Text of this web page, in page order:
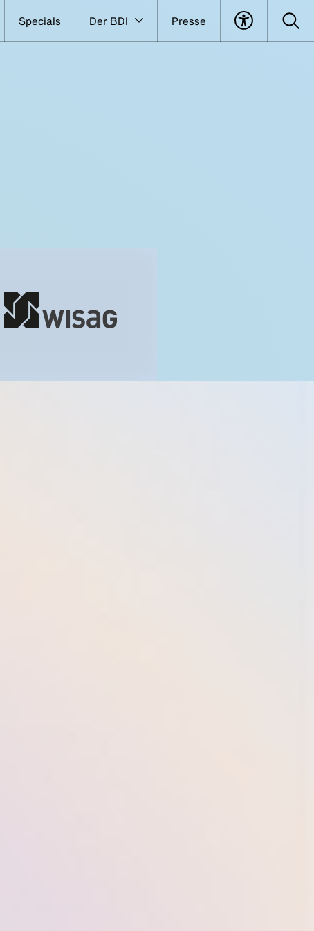
Specials Der BDI Presse